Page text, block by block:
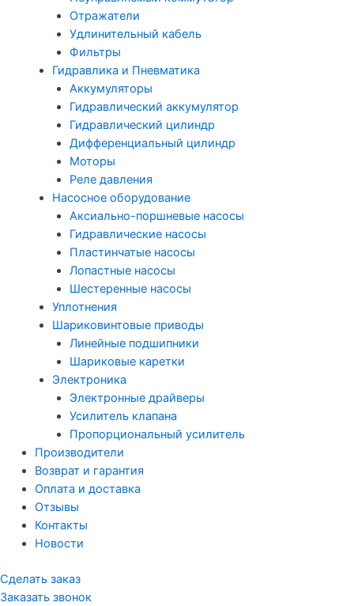
Отражатели
Удлинительный кабель
Фильтры
Гидравлика и Пневматика
Аккумуляторы
Гидравлический аккумулятор
Гидравлический цилиндр
Дифференциальный цилиндр
Моторы
Реле давления
Насосное оборудование
Аксиально-поршневые насосы
Гидравлические насосы
Пластинчатые насосы
Лопастные насосы
Шестеренные насосы
Уплотнения
Шариковинтовые приводы
Линейные подшипники
Шариковые каретки
Электроника
Электронные драйверы
Усилитель клапана
Пропорциональный усилитель
Производители
Возврат и гарантия
Оплата и доставка
Отзывы
Контакты
Новости
Сделать заказ
Заказать звонок